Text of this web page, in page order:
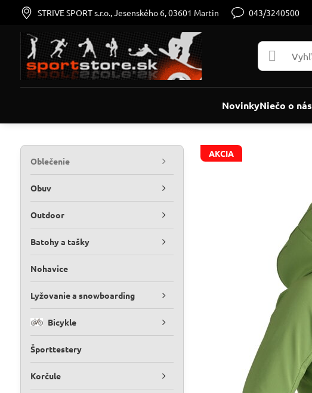
STRIVE SPORT s.r.o., Jesenského 6, 03601 Martin 043/3240500
NovinkyNiečo o nás
AKCIA
Oblečenie
Obuv
Outdoor
Batohy a tašky
Nohavice
Lyžovanie a snowboarding
Bicykle
Športtestery
Korčule